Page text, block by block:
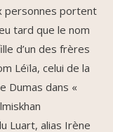
personnes portent
tard que le nom
d’un des frères
Léïla, celui de la
Dumas dans «
Luart, alias Irène